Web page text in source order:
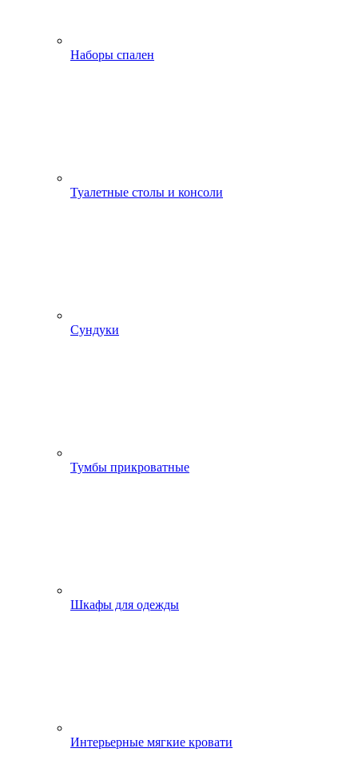
Наборы спален
Туалетные столы и консоли
Сундуки
Тумбы прикроватные
Шкафы для одежды
Интерьерные мягкие кровати